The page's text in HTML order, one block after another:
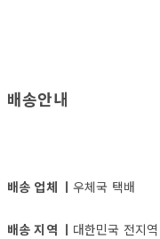
배송안내
배송 업체 ㅣ 우체국 택배
배송 지역 ㅣ 대한민국 전지역